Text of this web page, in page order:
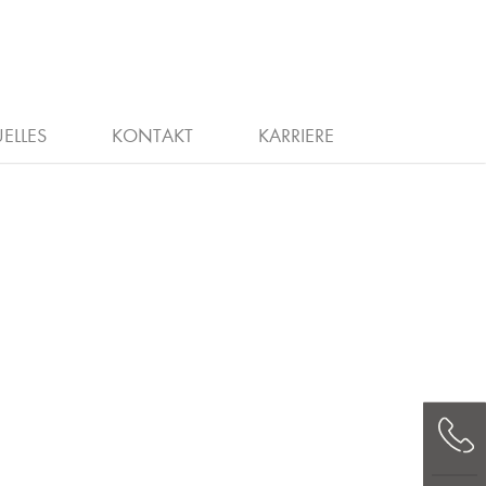
KONTAKT KARRIERE
STELLENANZEIGEN